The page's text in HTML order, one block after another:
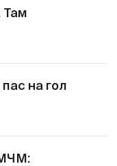
Там
на гол
МЧМ: